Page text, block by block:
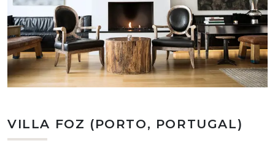
VILLA FOZ (PORTO, PORTUGAL)